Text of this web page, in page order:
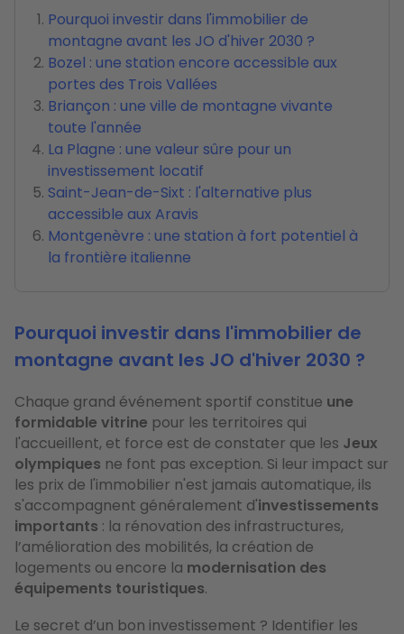
Pourquoi investir dans l'immobilier de
montagne avant les JO d'hiver 2030 ?
Bozel : une station encore accessible aux
portes des Trois Vallées
Briançon : une ville de montagne vivante
toute l'année
La Plagne : une valeur sûre pour un
investissement locatif
Saint-Jean-de-Sixt : l'alternative plus
accessible aux Aravis
Montgenèvre : une station à fort potentiel à
la frontière italienne
Pourquoi investir dans l'immobilier de
montagne avant les JO d'hiver 2030 ?
Chaque grand événement sportif constitue une
formidable vitrine pour les territoires qui
l'accueillent, et force est de constater que les Jeux
olympiques ne font pas exception. Si leur impact sur
les prix de l'immobilier n'est jamais automatique, ils
s'accompagnent généralement d'investissements
importants : la rénovation des infrastructures,
l’amélioration des mobilités, la création de
logements ou encore la modernisation des
équipements touristiques.
Le secret d’un bon investissement ? Identifier les